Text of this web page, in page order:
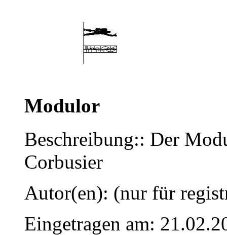
Modulor
Beschreibung:: Der
Corbusier
Autor(en): (nur für
Eingetragen am: